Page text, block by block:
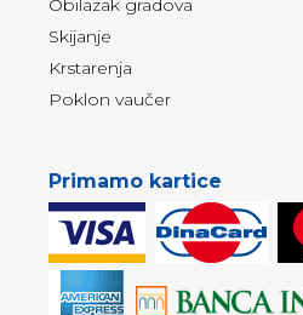
Obilazak gradova
Skijanje
Krstarenja
Poklon vaučer
Primamo kartice